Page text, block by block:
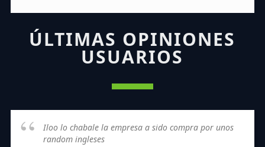
ÚLTIMAS OPINIONES
USUARIOS
Iloo lo chabale la empresa a sido compra por unos
random ingleses